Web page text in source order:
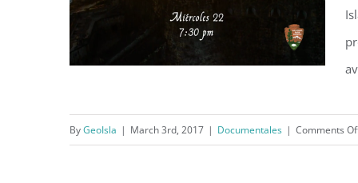
Documental “Legado de una
ByGeoIsla | March 3rd, 2017 | Documentales | Comments